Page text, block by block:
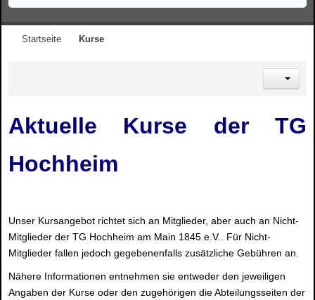
Startseite Kurse
Aktuelle Kurse der TG
Hochheim
Unser Kursangebot richtet sich an Mitglieder, aber auch an Nicht-
Mitglieder der TG Hochheim am Main 1845 e.V.. Für Nicht-
Mitglieder fallen jedoch gegebenenfalls zusätzliche Gebühren an.
Nähere Informationen entnehmen sie entweder den jeweiligen
Angaben der Kurse oder den zugehörigen die Abteilungsseiten der